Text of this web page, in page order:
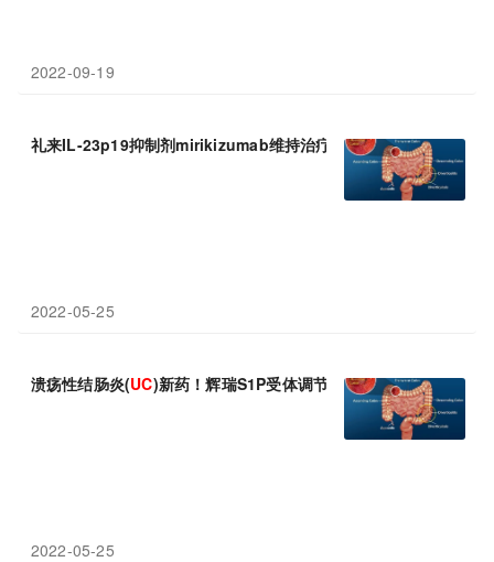
2022-09-19
礼来IL-23p19抑制剂mirikizumab维持治疗溃疡性结肠炎(UC)：
2022-05-25
溃疡性结肠炎(UC)新药！辉瑞S1P受体调节剂etrasimod 3期项目
2022-05-25